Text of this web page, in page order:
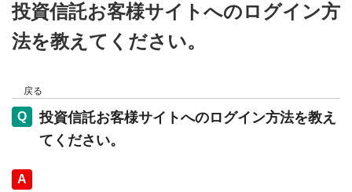
投資信託お客様サイトへのログイン方
法を教えてください。
戻る
投資信託お客様サイトへのログイン方法を教え
てください。
回答